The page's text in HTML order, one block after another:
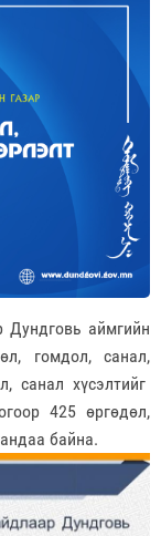
аймгийн
гомдол, санал,
санал хүсэлтийг
425 өргөдөл,
байна.